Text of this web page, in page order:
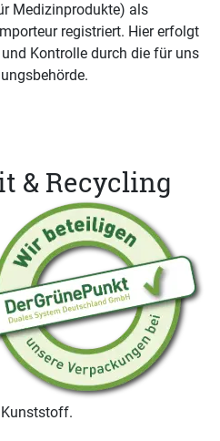
Medizinprodukte) als
registriert. Hier erfolgt
Kontrolle durch die für uns
& Recycling